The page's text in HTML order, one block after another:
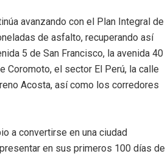
avanzando con el Plan Integral de
de asfalto, recuperando así
5 de San Francisco, la avenida 40
Coromoto, el sector El Perú, la calle
Acosta, así como los corredores
a convertirse en una ciudad
en sus primeros 100 días de